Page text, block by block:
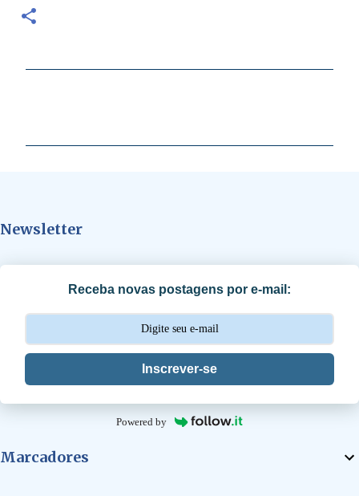
á
s
Newsletter
Receba novas postagens por e-mail:
Inscrever-se
Powered by
Marcadores